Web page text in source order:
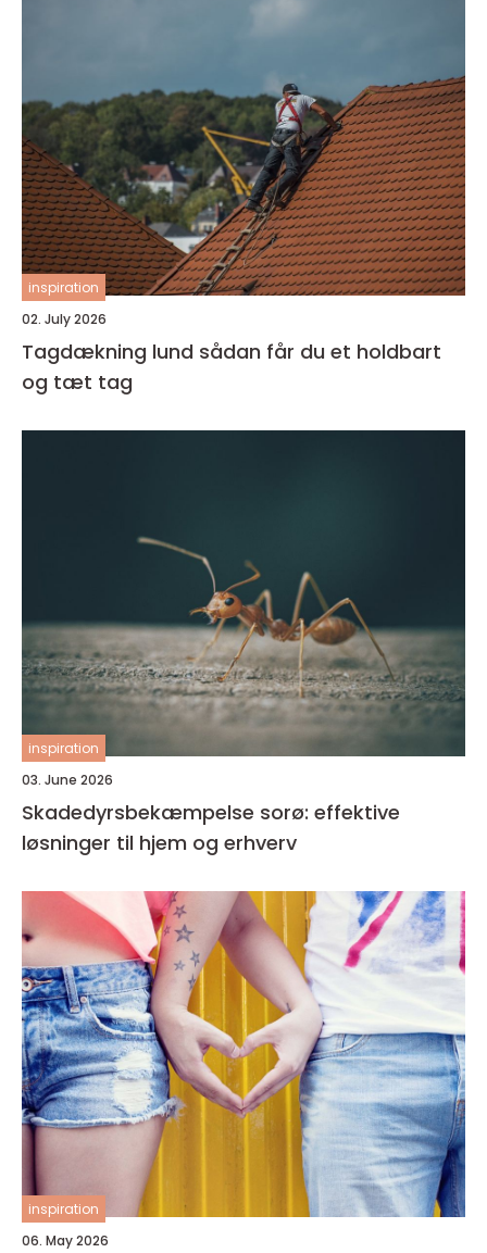
inspiration
02. July 2026
Tagdækning lund sådan får du et holdbart
og tæt tag
inspiration
03. June 2026
Skadedyrsbekæmpelse sorø: effektive
løsninger til hjem og erhverv
inspiration
06. May 2026